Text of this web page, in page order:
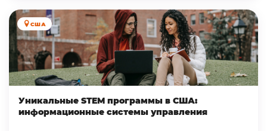
США
Уникальные STEM программы в США:
информационные системы управления